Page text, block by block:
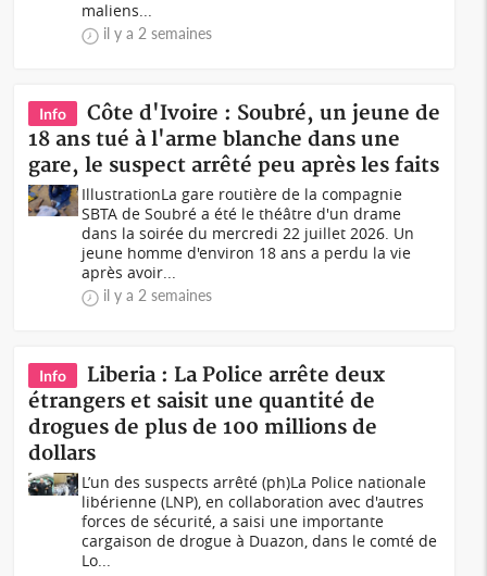
maliens...
il y a 2 semaines
Info
Côte d'Ivoire : Soubré, un jeune de
18 ans tué à l'arme blanche dans une
gare, le suspect arrêté peu après les faits
IllustrationLa gare routière de la compagnie
SBTA de Soubré a été le théâtre d'un drame
dans la soirée du mercredi 22 juillet 2026. Un
jeune homme d'environ 18 ans a perdu la vie
après avoir...
il y a 2 semaines
Info
Liberia : La Police arrête deux
étrangers et saisit une quantité de
drogues de plus de 100 millions de
dollars
L’un des suspects arrêté (ph)La Police nationale
libérienne (LNP), en collaboration avec d'autres
forces de sécurité, a saisi une importante
cargaison de drogue à Duazon, dans le comté de
Lo...